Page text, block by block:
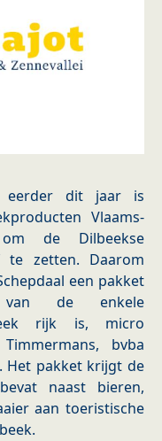
eerder dit jaar is
Vlaams-
de Dilbeekse
zetten. Daarom
een pakket
de enkele
rijk is, micro
bvba
Het pakket krijgt de
naast bieren,
aan toeristische